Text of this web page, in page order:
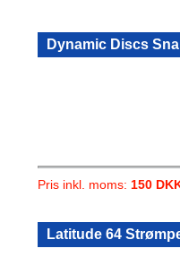
Dynamic Discs
Pris inkl. moms: 150
Latitude 64